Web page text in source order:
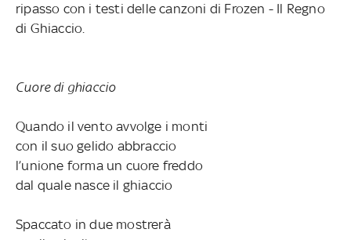
ripasso con i testi delle canzoni di Frozen - Il Regno
di Ghiaccio.
Cuore di ghiaccio
Quando il vento avvolge i monti
con il suo gelido abbraccio
l’unione forma un cuore freddo
dal quale nasce il ghiaccio
Spaccato in due mostrerà